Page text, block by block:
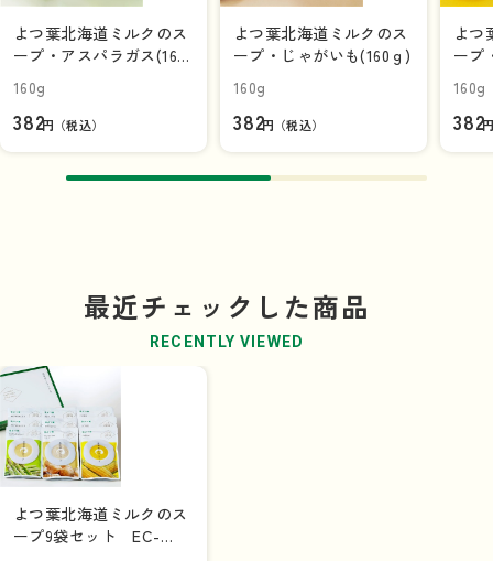
よつ葉北海道ミルクのス
ープ・アスパラガス(160
160g
382円（税込）
よつ葉北海道ミルクのス
ープ・じゃがいも(160ｇ)
160g
382円（税込）
よつ
ープ
160g
382
最近チェックした商品
RECENTLY VIEWED
よつ葉北海道ミルクのス
ープ9袋セット EC-